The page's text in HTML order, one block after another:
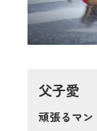
父子愛
頑張るマン